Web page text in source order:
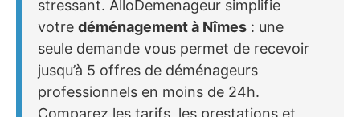
stressant. AlloDemenageur simplifie
votre déménagement à Nîmes : une
seule demande vous permet de recevoir
jusqu’à 5 offres de déménageurs
professionnels en moins de 24h.
Comparez les tarifs, les prestations et